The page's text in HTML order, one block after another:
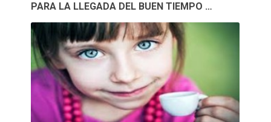
PARA LA LLEGADA DEL BUEN TIEMPO …